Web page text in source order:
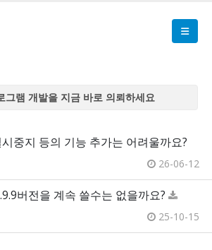
그램 개발을 지금 바로 의뢰하세요
그램 개발을 지금 바로 의뢰하세요
그램 개발을 지금 바로 의뢰하세요
중지 등의 기능 추가는 어려울까요?
26-06-12
버전을 계속 쓸수는 없을까요?
25-10-15